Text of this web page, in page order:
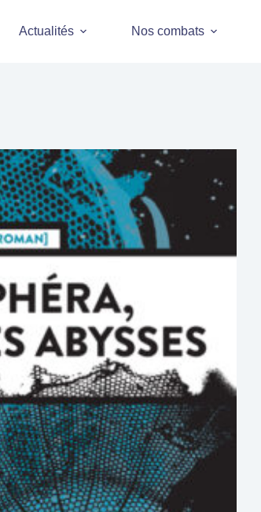
Actualités Nos combats